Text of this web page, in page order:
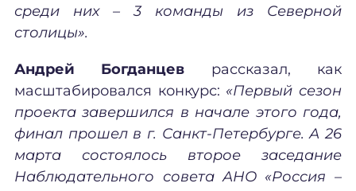
среди них – 3 команды из Северной
столицы».
Андрей Богданцев рассказал, как
масштабировался конкурс: «Первый сезон
проекта завершился в начале этого года,
финал прошел в г. Санкт-Петербурге. А 26
марта состоялось второе заседание
Наблюдательного совета АНО «Россия –